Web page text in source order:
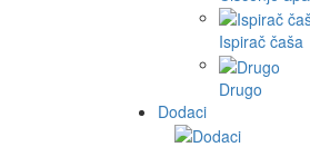
Ispirač čaša
Drugo
Dodaci